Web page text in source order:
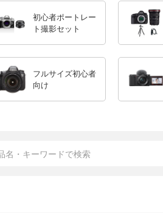
初心者ポートレー
ト撮影セット
フルサイズ初心者
向け